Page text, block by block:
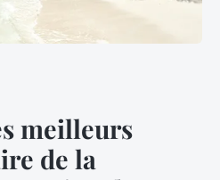
meilleurs
de la